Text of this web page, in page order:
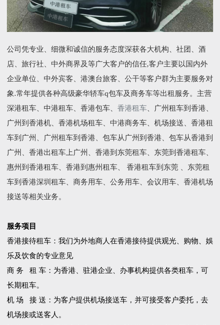
公司凭专业、细微和诚信的服务态度深获各大机构、社团、酒
店、旅行社、中外商界及等广大客户的信任,客户主要以国内外
企业单位、中外宾客、港澳台旅客、公干等客户群为主要服务对
象.常年提供各种高级豪华轿车q包车及商务车等出租服务。主营
深港租车、中港租车、香港包车、 香港租车、广州租车到香港、
广州到香港机、香港机场租车、中港商务车、机场接送、香港租
车到广州、广州租车到香港、包车从广州到香港、包车从香港到
广州、香港出租车上广州、香港到东莞租车、东莞到香港租车、
惠州到香港租车、香港到惠州租车、 香港租车到东莞 、东莞租
车到香港深圳租车、商务用车、公务用车、会议用车、香港机场
接送等相关业务。
服务项目
香港接待租车：我们为外地商人在香港接待提供观光、购物、娛
乐及饮食的专业意见
商 务 租 车：为香港、驻港企业、办事机构提供各类租车，可
长期租车。
机 场 接 送：为客户提供机场接送车，并可接受客户委托，去
机场接或送客人。